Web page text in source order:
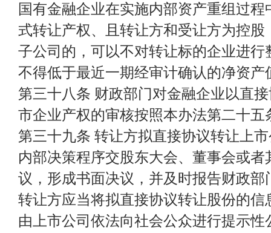
国有金融企业在实施内部资产重组过
式转让产权、且转让方和受让方为控
子公司的，可以不对转让标的企业进
不得低于最近一期经审计确认的净资产
第三十八条 财政部门对金融企业以直
市企业产权的审核按照本办法第二十五
第三十九条 转让方拟直接协议转让上
内部决策程序交股东大会、董事会或
议，形成书面决议，并及时报告财政部
转让方应当将拟直接协议转让股份的
由上市公司依法向社会公众进行提示